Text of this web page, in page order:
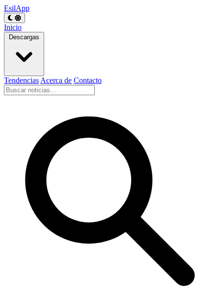
EsilApp
Inicio
Descargas
Tendencias Acerca de Contacto